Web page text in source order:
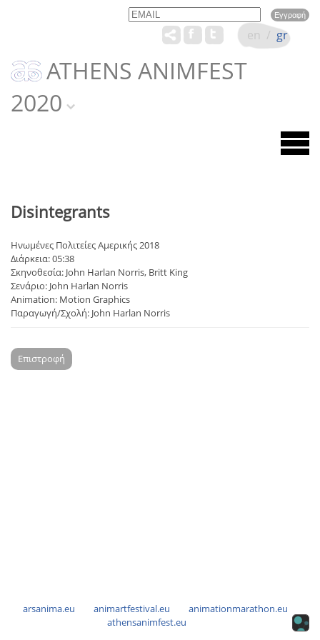
Email Name
ATHENS ANIMFEST
2020
en / gr
Disintegrants
Ηνωμένες Πολιτείες Αμερικής 2018
Διάρκεια: 05:38
Σκηνοθεσία: John Harlan Norris, Britt King
Σενάριο: John Harlan Norris
Animation: Motion Graphics
Παραγωγή/Σχολή: John Harlan Norris
Επιστροφή
arsanima.eu animartfestival.eu
animationmarathon.eu
athensanimfest.eu